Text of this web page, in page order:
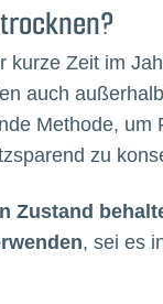
kurze Zeit im
auch
Methode, um
zu
Zustand
, sei es